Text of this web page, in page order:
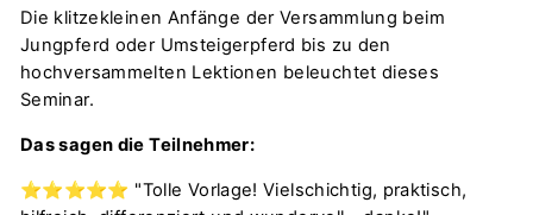
Die klitzekleinen Anfänge der Versammlung beim
Jungpferd oder Umsteigerpferd bis zu den
hochversammelten Lektionen beleuchtet dieses
Seminar.
Das sagen die Teilnehmer:
⭐️⭐️⭐️⭐️⭐️ "Tolle Vorlage! Vielschichtig, praktisch,